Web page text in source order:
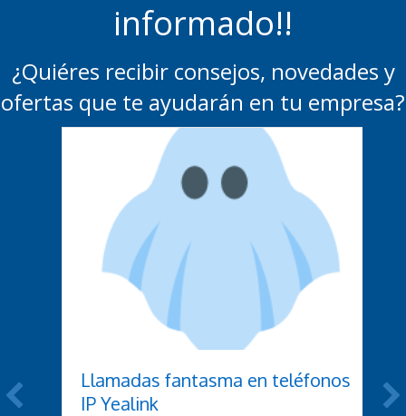
informado!!
¿Quiéres recibir consejos, novedades y
ofertas que te ayudarán en tu empresa?
Llamadas fantasma en teléfonos
IP Yealink